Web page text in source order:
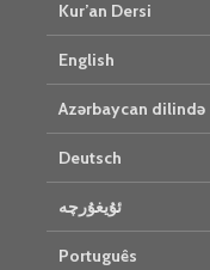
Kur’an Dersi
English
Azərbaycan dilində
Deutsch
ئۇيغۇرچە
Português